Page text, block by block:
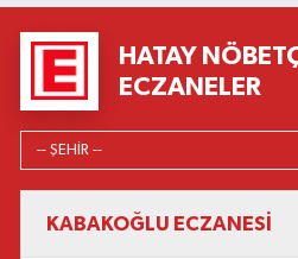
HATAY
ECZANELER
KABAKOĞLU ECZANESİ